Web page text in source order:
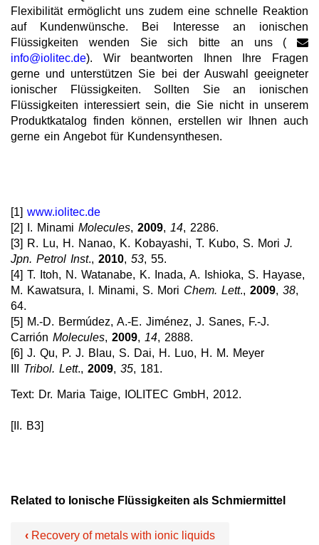
Flexibilität ermöglicht uns zudem eine schnelle Reaktion
auf Kundenwünsche. Bei Interesse an ionischen
Flüssigkeiten wenden Sie sich bitte an uns (
info@iolitec.de). Wir beantworten Ihnen Ihre Fragen
gerne und unterstützen Sie bei der Auswahl geeigneter
ionischer Flüssigkeiten. Sollten Sie an ionischen
Flüssigkeiten interessiert sein, die Sie nicht in unserem
Produktkatalog finden können, erstellen wir Ihnen auch
gerne ein Angebot für Kundensynthesen.
[1] www.iolitec.de
[2] I. Minami Molecules, 2009, 14, 2286.
[3] R. Lu, H. Nanao, K. Kobayashi, T. Kubo, S. Mori J.
Jpn. Petrol Inst., 2010, 53, 55.
[4] T. Itoh, N. Watanabe, K. Inada, A. Ishioka, S. Hayase,
M. Kawatsura, I. Minami, S. Mori Chem. Lett., 2009, 38,
64.
[5] M.-D. Bermúdez, A.-E. Jiménez, J. Sanes, F.-J.
Carrión Molecules, 2009, 14, 2888.
[6] J. Qu, P. J. Blau, S. Dai, H. Luo, H. M. Meyer
Tribol. Lett., 2009, 35, 181.
Text: Dr. Maria Taige, IOLITEC GmbH, 2012.
[II. B3]
Related to Ionische Flüssigkeiten als Schmiermittel
‹ Recovery of metals with ionic liquids